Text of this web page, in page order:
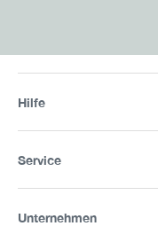
Hilfe
Service
Unternehmen